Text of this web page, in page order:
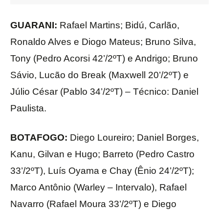
GUARANI: Rafael Martins; Bidú, Carlão,
Ronaldo Alves e Diogo Mateus; Bruno Silva,
Tony (Pedro Acorsi 42’/2ºT) e Andrigo; Bruno
Sávio, Lucão do Break (Maxwell 20’/2ºT) e
Júlio César (Pablo 34’/2ºT) – Técnico: Daniel
Paulista.
BOTAFOGO: Diego Loureiro; Daniel Borges,
Kanu, Gilvan e Hugo; Barreto (Pedro Castro
33’/2ºT), Luís Oyama e Chay (Ênio 24’/2ºT);
Marco Antônio (Warley – Intervalo), Rafael
Navarro (Rafael Moura 33’/2ºT) e Diego